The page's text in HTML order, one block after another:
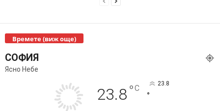
Времете (виж още)
СОФИЯ
Ясно Небе
23.8°C 23.8
°